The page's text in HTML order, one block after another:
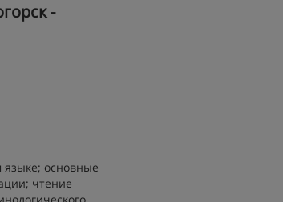
-
языке; основные
чтение